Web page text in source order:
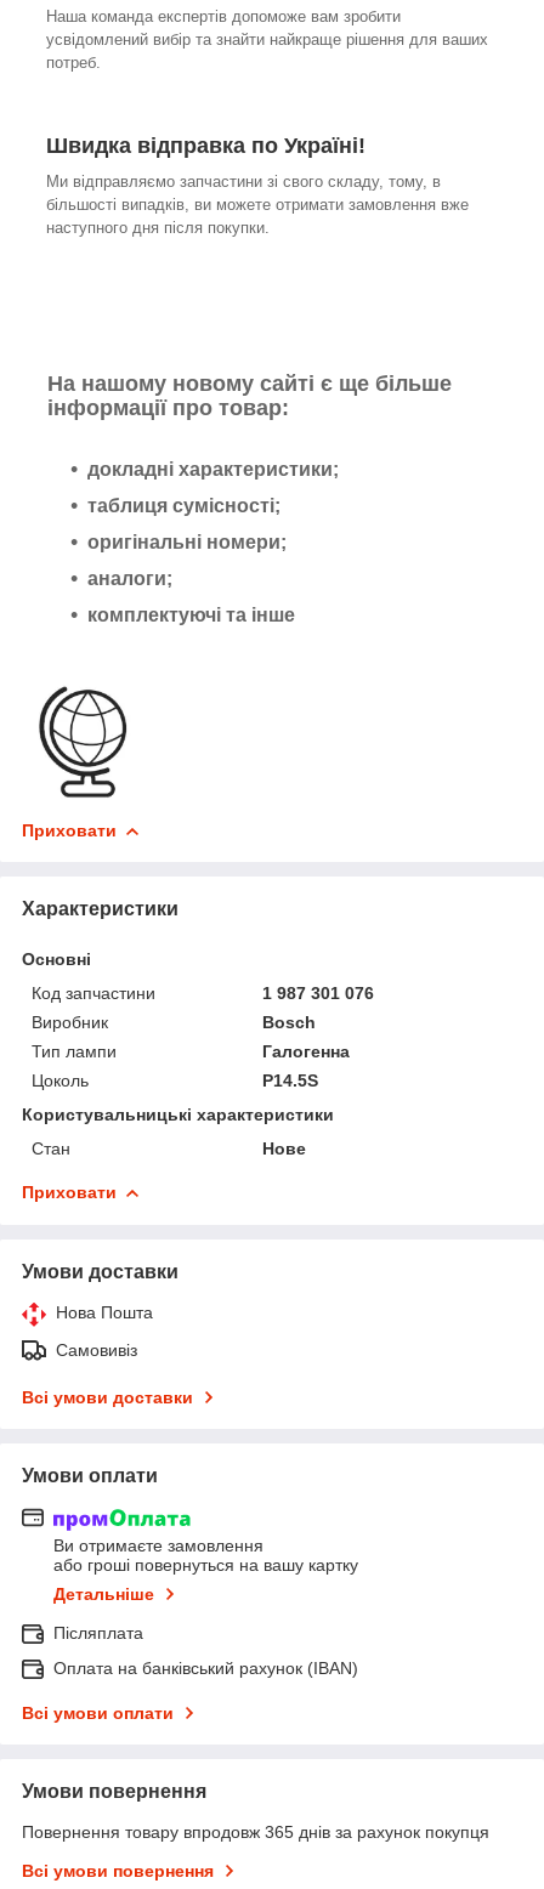
Наша команда експертів допоможе вам зробити
усвідомлений вибір та знайти найкраще рішення для ваших
потреб.
Швидка відправка по Україні!
Ми відправляємо запчастини зі свого складу, тому, в
більшості випадків, ви можете отримати замовлення вже
наступного дня після покупки.
На нашому новому сайті є ще більше
інформації про товар:
докладні характеристики;
таблиця сумісності;
оригінальні номери;
аналоги;
комплектуючі та інше
Приховати
Характеристики
Основні
Код запчастини
1 987 301 076
Виробник
Bosch
Тип лампи
Галогенна
Цоколь
P14.5S
Користувальницькі характеристики
Стан
Нове
Приховати
Умови доставки
Нова Пошта
Самовивіз
Всі умови доставки
Умови оплати
Ви отримаєте замовлення
або гроші повернуться на вашу картку
Детальніше
Післяплата
Оплата на банківський рахунок (IBAN)
Всі умови оплати
Умови повернення
Повернення товару впродовж 365 днів за рахунок покупця
Всі умови повернення